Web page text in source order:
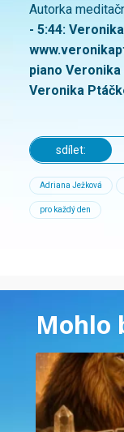
Autorka
- 5:44:
piano
Veronika
sdílet:
Adriana Ježková
pro každý den
Mohlo